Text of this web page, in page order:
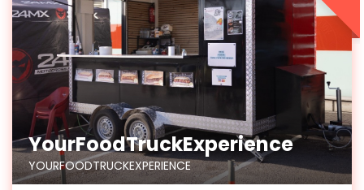
YourFoodTruckExperience
YOURFOODTRUCKEXPERIENCE